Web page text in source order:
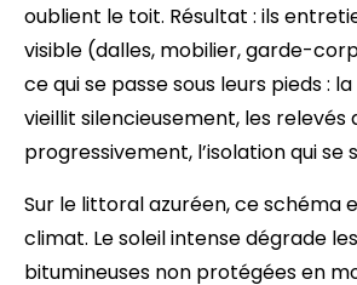
oublient le toit. Résultat : ils
visible (dalles, mobilier, garde-
ce qui se passe sous leurs pieds :
vieillit silencieusement, les relevés
progressivement, l’isolation qui se
Sur le littoral azuréen, ce schéma
climat. Le soleil intense dégrade
bitumineuses non protégées en